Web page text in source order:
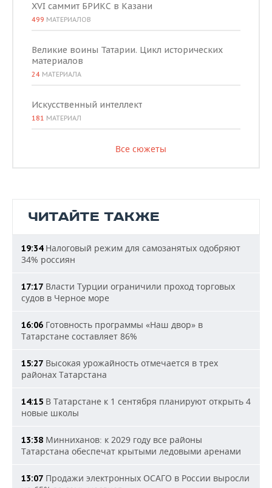
XVI саммит БРИКС в Казани
499 МАТЕРИАЛОВ
Великие воины Татарии. Цикл исторических
материалов
24 МАТЕРИАЛА
Искусственный интеллект
181 МАТЕРИАЛ
Все сюжеты
ЧИТАЙТЕ ТАКЖЕ
19:34Налоговый режим для самозанятых одобряют
34% россиян
17:17 Власти Турции ограничили проход торговых
судов в Черное море
16:06 Готовность программы «Наш двор» в
Татарстане составляет 86%
15:27 Высокая урожайность отмечается в трех
районах Татарстана
14:15 В Татарстане к 1 сентября планируют открыть 4
новые школы
13:38 Минниханов: к 2029 году все районы
Татарстана обеспечат крытыми ледовыми аренами
13:07 Продажи электронных ОСАГО в России выросли